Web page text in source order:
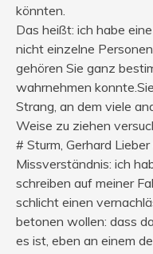
könnten.
Das heißt: ich habe
nicht einzelne
gehören Sie ganz
wahrnehmen
Strang, an dem viele
Weise zu ziehen
# Sturm, Gerhard
Missverständnis: ich
schreiben auf meiner
schlicht einen
betonen wollen: dass
es ist, eben an einem